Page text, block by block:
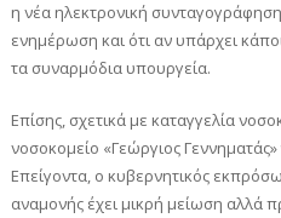
η νέα ηλεκτρονική
ενημέρωση και ότι αν υπάρχει
τα συναρμόδια υπουργεία.
Επίσης, σχετικά με καταγγελία
νοσοκομείο «Γεώργιος
Επείγοντα, ο κυβερνητικός
αναμονής έχει μικρή μείωση αλλά